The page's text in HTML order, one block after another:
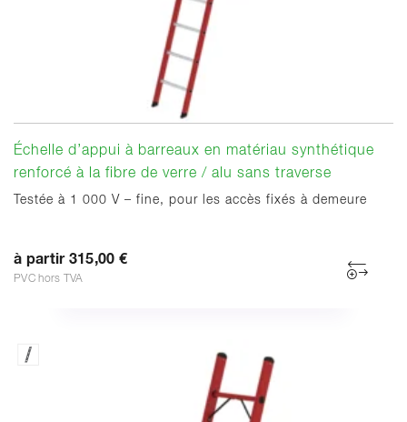
Échelle d’appui à barreaux en matériau synthétique
renforcé à la fibre de verre / alu sans traverse
Testée à 1 000 V – fine, pour les accès fixés à demeure
à partir 315,00 €
PVC hors TVA